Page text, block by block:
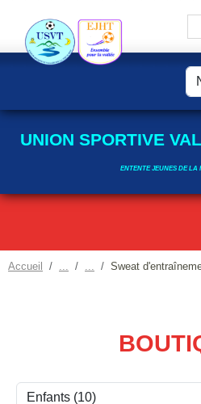
UNION SPORTIVE
ENTENTE JEUNES DE LA
Accueil Sweat